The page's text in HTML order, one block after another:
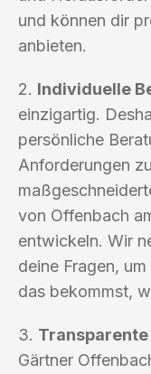
und können dir
anbieten.
2. Individuelle
einzigartig.
persönliche
Anforderungen
von Offenbach
entwickeln. Wir
deine Fragen,
das bekommst,
3. Transparente
Gärtner